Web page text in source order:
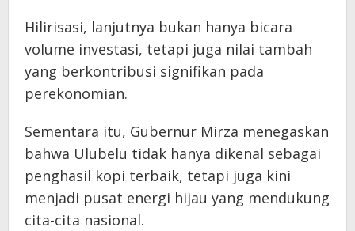
Hilirisasi, lanjutnya bukan hanya bicara
volume investasi, tetapi juga nilai tambah
yang berkontribusi signifikan pada
perekonomian.
Sementara itu, Gubernur Mirza menegaskan
bahwa Ulubelu tidak hanya dikenal sebagai
penghasil kopi terbaik, tetapi juga kini
menjadi pusat energi hijau yang mendukung
cita-cita nasional.